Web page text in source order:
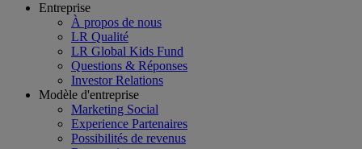
Entreprise
À propos de nous
LR Qualité
LR Global Kids Fund
Questions & Réponses
Investor Relations
Modèle d'entreprise
Marketing Social
Experience Partenaires
Possibilités de revenus